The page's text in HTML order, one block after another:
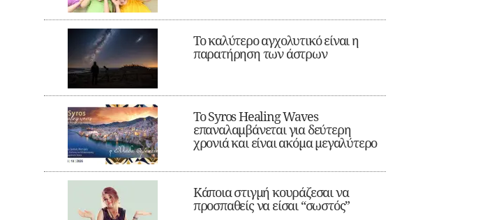
Το καλύτερο αγχολυτικό είναι η
παρατήρηση των άστρων
Το Syros Healing Waves
επαναλαμβάνεται για δεύτερη
χρονιά και είναι ακόμα μεγαλύτερο
Κάποια στιγμή κουράζεσαι να
προσπαθείς να είσαι “σωστός”